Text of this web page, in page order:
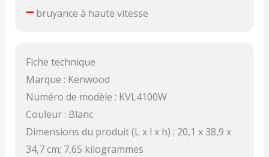
–bruyance à haute vitesse
Fiche technique
Marque : Kenwood
Numéro de modèle : KVL4100W
Couleur : Blanc
Dimensions du produit (L x l x h) : 20,1 x 38,9 x
34,7 cm; 7,65 kilogrammes